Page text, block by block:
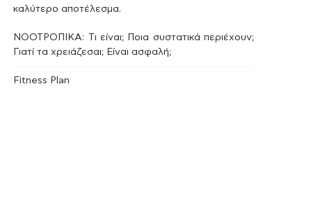
καλύτερο αποτέλεσμα.
ΝΟΟΤΡΟΠΙΚΑ: Tι είναι; Ποια συστατικά περιέχουν;
Γιατί τα χρειάζεσαι; Είναι ασφαλή;
Fitness Plan